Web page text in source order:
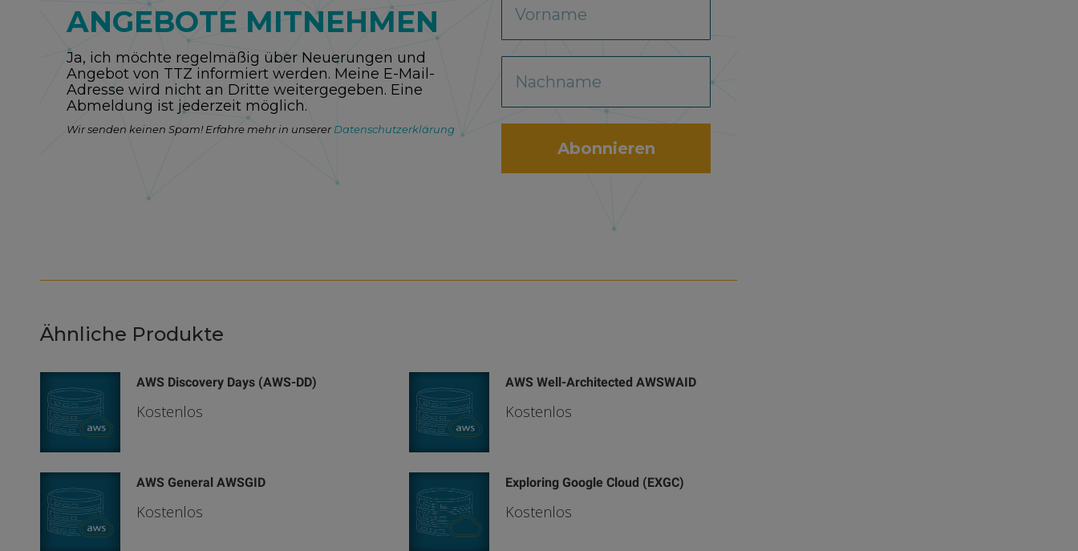
ANGEBOTE MITNEHMEN
Ja, ich möchte regelmäßig über Neuerungen und
Angebot von TTZ informiert werden. Meine E-Mail-
Adresse wird nicht an Dritte weitergegeben. Eine
Abmeldung ist jederzeit möglich.
Wir senden keinen Spam! Erfahre mehr in unsererDatenschutzerklärung
Ähnliche Produkte
AWS Discovery Days (AWS-DD)
Kostenlos
AWS Well-Architected AWSWAID
Kostenlos
AWS General AWSGID
Kostenlos
Exploring Google Cloud (EXGC)
Kostenlos